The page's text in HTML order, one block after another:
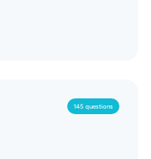
145 questions